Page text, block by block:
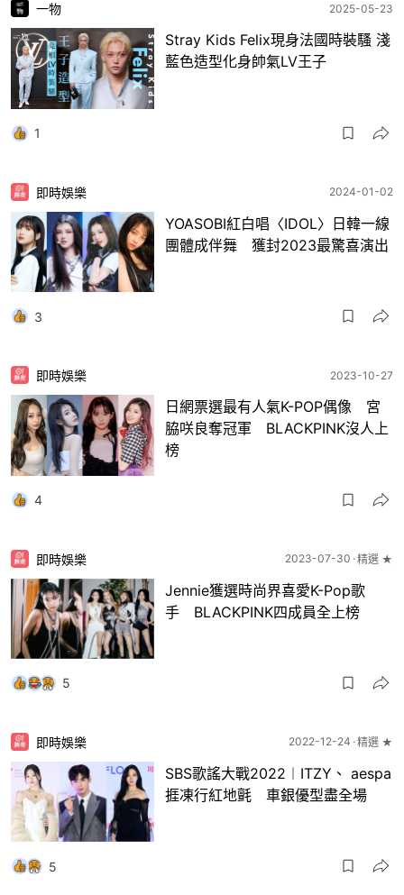
一物 2025-05-23
Stray Kids Felix現身法國時裝騷 淺
藍色造型化身帥氣LV王子
1
即時娛樂 2024-01-02
YOASOBI紅白唱〈IDOL〉日韓一線
團體成伴舞 獲封2023最驚喜演出
3
即時娛樂 2023-10-27
日網票選最有人氣K-POP偶像 宮
脇咲良奪冠軍 BLACKPINK沒人上
榜
4
即時娛樂 2023-07-30 精選 ★
Jennie獲選時尚界喜愛K-Pop歌
手 BLACKPINK四成員全上榜
5
即時娛樂 2022-12-24 精選 ★
SBS歌謠大戰2022︱ITZY、 aespa
捱凍行紅地氈 車銀優型盡全場
5